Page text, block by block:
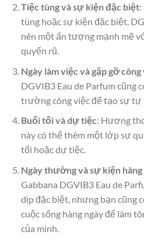
Tiệc tùng và sự kiện đặc biệt:
tùng hoặc sự kiện đặc biệt,
nên một ấn tượng mạnh mẽ
quyến rũ.
Ngày làm việc và gặp gỡ công
DGVIB3 Eau de Parfum cũng
trường công việc để tạo sự tự
Buổi tối và dự tiệc: Hương
này có thể thêm một lớp sự
tối hoặc dự tiệc.
Ngày thường và sự kiện hàng
Gabbana DGVIB3 Eau de
dịp đặc biệt, nhưng bạn cũng
cuộc sống hàng ngày để làm
của mình.